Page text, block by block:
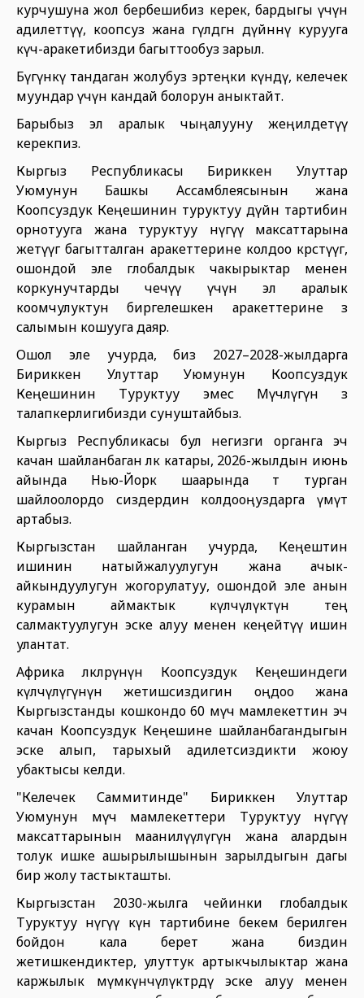
курчушуна жол бербешибиз керек, бардыгы үчүн
адилеттүү, коопсуз жана гүлдөгөн дүйнөнү курууга
күч-аракетибизди багыттообуз зарыл.
Бүгүнкү тандаган жолубуз эртеңки күндү, келечек
муундар үчүн кандай болорун аныктайт.
Барыбыз эл аралык чыңалууну жеңилдетүү
керекпиз.
Кыргыз Республикасы Бириккен Улуттар
Уюмунун Башкы Ассамблеясынын жана
Коопсуздук Кеңешинин туруктуу дүйнө тартибин
орнотууга жана туруктуу өнүгүү максаттарына
жетүүгө багытталган аракеттерине колдоо көрсөтүүгө,
ошондой эле глобалдык чакырыктар менен
коркунучтарды чечүү үчүн эл аралык
коомчулуктун биргелешкен аракеттерине өз
салымын кошууга даяр.
Ошол эле учурда, биз 2027–2028-жылдарга
Бириккен Улуттар Уюмунун Коопсуздук
Кеңешинин Туруктуу эмес Мүчөлүгүнө өз
талапкерлигибизди сунуштайбыз.
Кыргыз Республикасы бул негизги органга эч
качан шайланбаган өлкө катары, 2026-жылдын июнь
айында Нью-Йорк шаарында өтө турган
шайлоолордо сиздердин колдооңуздарга үмүт
артабыз.
Кыргызстан шайланган учурда, Кеңештин
ишинин натыйжалуулугун жана ачык-
айкындуулугун жогорулатуу, ошондой эле анын
курамын аймактык өкүлчүлүктүн тең
салмактуулугун эске алуу менен кеңейтүү ишин
улантат.
Африка өлкөлөрүнүн Коопсуздук Кеңешиндеги
өкүлчүлүгүнүн жетишсиздигин оңдоо жана
Кыргызстанды кошкондо 60 мүчө мамлекеттин эч
качан Коопсуздук Кеңешине шайланбагандыгын
эске алып, тарыхый адилетсиздикти жоюу
убактысы келди.
"Келечек Саммитинде" Бириккен Улуттар
Уюмунун мүчө мамлекеттери Туруктуу өнүгүү
максаттарынын маанилүүлүгүн жана алардын
толук ишке ашырылышынын зарылдыгын дагы
бир жолу тастыкташты.
Кыргызстан 2030-жылга чейинки глобалдык
Туруктуу өнүгүү күн тартибине бекем берилген
бойдон кала берет жана биздин
жетишкендиктер, улуттук артыкчылыктар жана
каржылык мүмкүнчүлүктөрдү эске алуу менен